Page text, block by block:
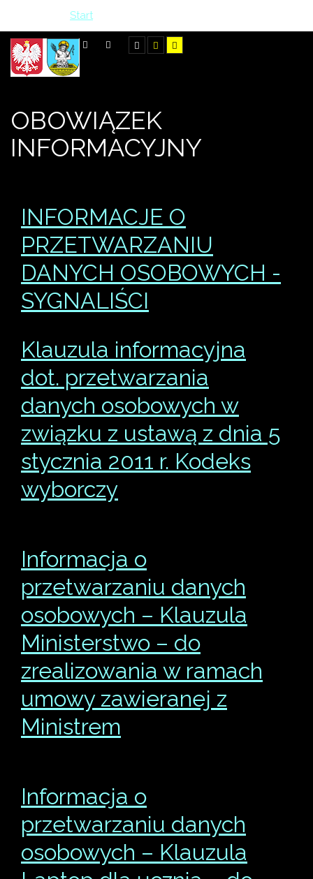
Start
OBOWIĄZEK
INFORMACYJNY
INFORMACJE O
PRZETWARZANIU
DANYCH OSOBOWYCH -
SYGNALIŚCI
Klauzula informacyjna
dot. przetwarzania
danych osobowych w
związku z ustawą z dnia 5
stycznia 2011 r. Kodeks
wyborczy
Informacja o
przetwarzaniu danych
osobowych – Klauzula
Ministerstwo – do
zrealizowania w ramach
umowy zawieranej z
Ministrem
Informacja o
przetwarzaniu danych
osobowych – Klauzula